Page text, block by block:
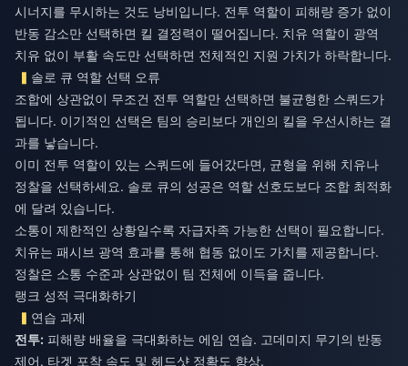
시너지를 무시하는 것도 낭비입니다. 전투 역할이 피해량 증가 없이
반동 감소만 선택하면 킬 결정력이 떨어집니다. 치유 역할이 광역
치유 없이 부활 속도만 선택하면 전체적인 지원 가치가 하락합니다.
솔로 큐 역할 선택 오류
조합에 상관없이 무조건 전투 역할만 선택하면 불균형한 스쿼드가
됩니다. 이기적인 선택은 팀의 승리보다 개인의 킬을 우선시하는 결
과를 낳습니다.
이미 전투 역할이 있는 스쿼드에 들어갔다면, 균형을 위해 치유나
정찰을 선택하세요. 솔로 큐의 성공은 역할 선호도보다 조합 최적화
에 달려 있습니다.
소통이 제한적인 상황일수록 자급자족 가능한 선택이 필요합니다.
치유는 패시브 광역 효과를 통해 협동 없이도 가치를 제공합니다.
정찰은 소통 수준과 상관없이 팀 전체에 이득을 줍니다.
랭크 성적 극대화하기
연습 과제
전투: 피해량 배율을 극대화하는 에임 연습. 고데미지 무기의 반동